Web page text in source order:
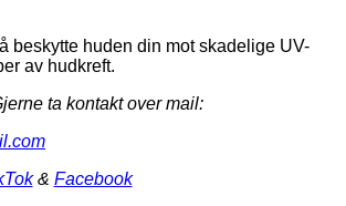
beskytte huden din mot skadelige UV-
av hudkreft.
ta kontakt over mail:
com
& Facebook